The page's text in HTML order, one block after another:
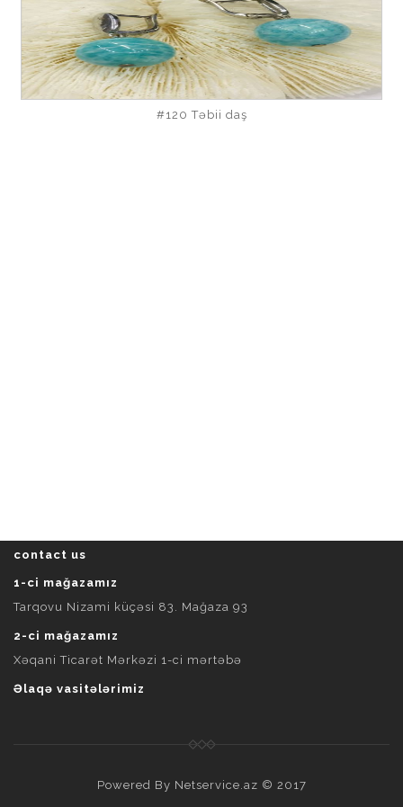
#120 Təbii daş
contact us
1-ci mağazamız
Tarqovu Nizami küçəsi 83. Mağaza 93
2-ci mağazamız
Xəqani Ticarət Mərkəzi 1-ci mərtəbə
Əlaqə vasitələrimiz
Powered By Netservice.az © 2017